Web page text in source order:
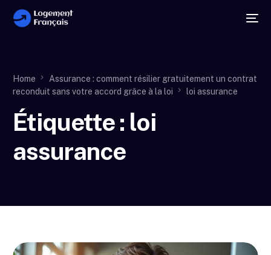
Home
Assurance : comment résilier gratuitement un contrat
reconduit sans votre accord grâce à la loi
loi assurance
Étiquette : loi
assurance